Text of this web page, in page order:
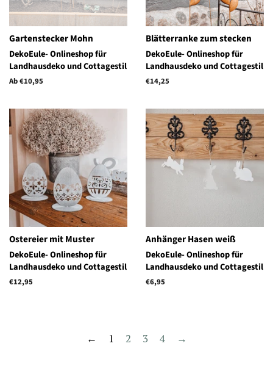
Gartenstecker Mohn
DekoEule- Onlineshop für
Landhausdeko und Cottagestil
Ab €10,95
Blätterranke zum stecken
DekoEule- Onlineshop für
Landhausdeko und Cottagestil
Normaler
€14,25
Ostereier mit Muster
DekoEule- Onlineshop für
Landhausdeko und Cottagestil
Normaler
€12,95
Anhänger Hasen weiß
DekoEule- Onlineshop für
Landhausdeko und Cottagestil
Normaler
€6,95
← 1 2 3 4 →